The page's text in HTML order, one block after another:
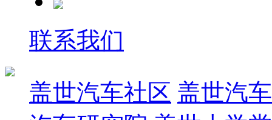
联系我们
盖世汽车社区 盖世汽